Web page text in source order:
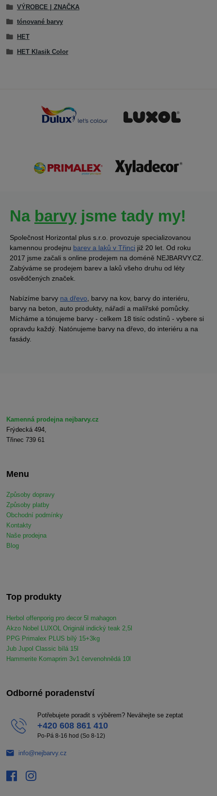
VÝROBCE | ZNAČKA
tónované barvy
HET
HET Klasik Color
Na barvy jsme tady my!
Společnost Horizontal plus s.r.o. provozuje specializovanou
kamennou prodejnu barev a laků v Třinci již 20 let. Od roku
2017 jsme začali s online prodejem na doméně NEJBARVY.CZ.
Zabýváme se prodejem barev a laků všeho druhu od léty
osvědčených značek.
Nabízíme barvy na dřevo, barvy na kov, barvy do interiéru,
barvy na beton, auto produkty, nářadí a malířské pomůcky.
Mícháme a tónujeme barvy - celkem 18 tisíc odstínů - vybere si
opravdu každý. Natónujeme barvy na dřevo, do interiéru a na
fasády.
Kamenná prodejna nejbarvy.cz
Frýdecká 494,
Třinec 739 61
Menu
Způsoby dopravy
Způsoby platby
Obchodní podmínky
Kontakty
Naše prodejna
Blog
Top produkty
Herbol offenporig pro decor 5l mahagon
Akzo Nobel LUXOL Originál indický teak 2,5l
PPG Primalex PLUS bílý 15+3kg
Jub Jupol Classic bílá 15l
Hammerite Komaprim 3v1 červenohnědá 10l
Odborné poradenství
Potřebujete poradit s výběrem? Neváhejte se zeptat
+420 608 861 410
Po-Pá 8-16 hod (So 8-12)
info@nejbarvy.cz